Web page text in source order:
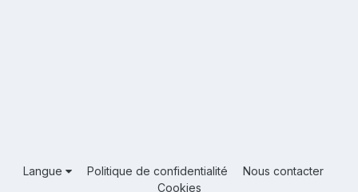
Langue Politique de confidentialité
Nous contacter
Cookies